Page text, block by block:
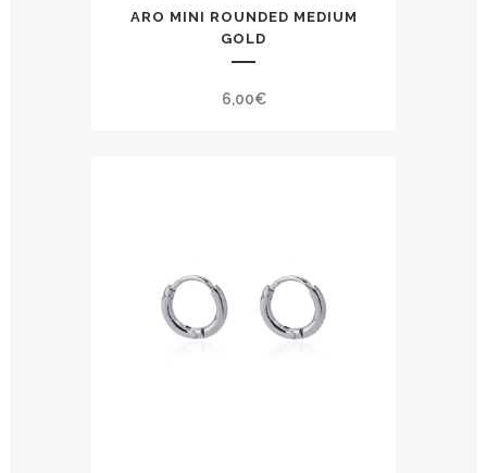
ARO MINI ROUNDED MEDIUM
GOLD
6,00€